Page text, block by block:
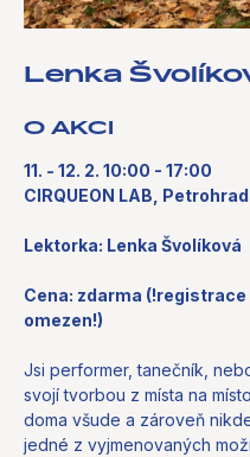
Lenka
O AKCI
11. - 12. 2. 10:00 - 17:00
CIRQUEON LAB,
Lektorka: Lenka Švolíková
Cena: zdarma
omezen!)
Jsi performer, tanečník,
svojí tvorbou z místa na
doma všude a zároveň
jedné z vyjmenovaných